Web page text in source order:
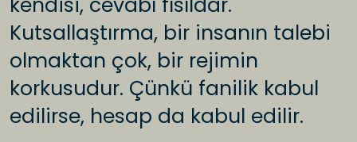
Kutsallaştırma, bir insanın talebi
olmaktan çok, bir rejimin
korkusudur. Çünkü fanilik kabul
edilirse, hesap da kabul edilir.